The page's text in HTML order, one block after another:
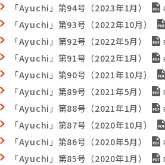
「Ayuchi」第94号（2023年1月）
「Ayuchi」第93号（2022年10月）
「Ayuchi」第92号（2022年5月）
「Ayuchi」第91号（2022年1月）
「Ayuchi」第90号（2021年10月）
「Ayuchi」第89号（2021年5月）
「Ayuchi」第88号（2021年1月）
「Ayuchi」第87号（2020年10月）
「Ayuchi」第86号（2020年5月）
「Ayuchi」第85号（2020年1月）